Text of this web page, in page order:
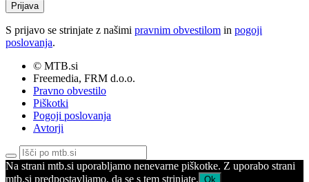
Prijava
S prijavo se strinjate z našimi pravnim obvestilom in pogoji
poslovanja.
© MTB.si
Freemedia, FRM d.o.o.
Pravno obvestilo
Piškotki
Pogoji poslovanja
Avtorji
Na strani mtb.si uporabljamo nenevarne piškotke. Z uporabo strani
mtb.si predpostavljamo, da se s tem strinjate. Ok